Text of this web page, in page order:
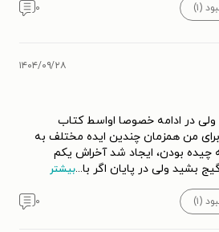
(۱) ۰
۱۴۰۴/۰۹/۲۸
در ادامه خصوصا اواسط کتاب
من همزمان چندین ایده مختلف به
چیده بودن، ایجاد شد آخراش یکم
بشید ولی در پایان اگر با...بیشتر
(۱) ۰